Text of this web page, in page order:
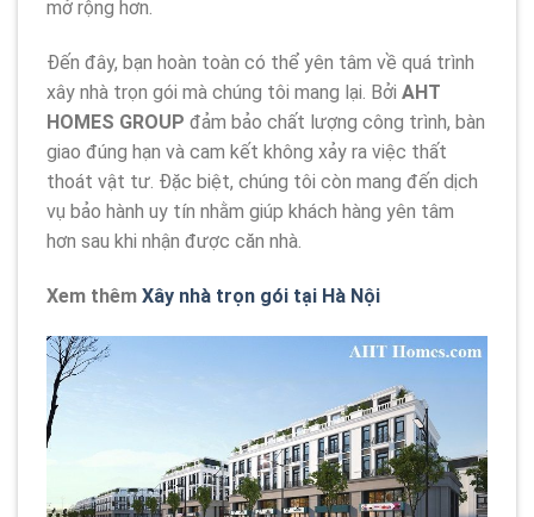
mở rộng hơn.
Đến đây, bạn hoàn toàn có thể yên tâm về quá trình
xây nhà trọn gói mà chúng tôi mang lại. Bởi AHT
HOMES GROUP đảm bảo chất lượng công trình, bàn
giao đúng hạn và cam kết không xảy ra việc thất
thoát vật tư. Đặc biệt, chúng tôi còn mang đến dịch
vụ bảo hành uy tín nhằm giúp khách hàng yên tâm
hơn sau khi nhận được căn nhà.
Xem thêm Xây nhà trọn gói tại Hà Nội